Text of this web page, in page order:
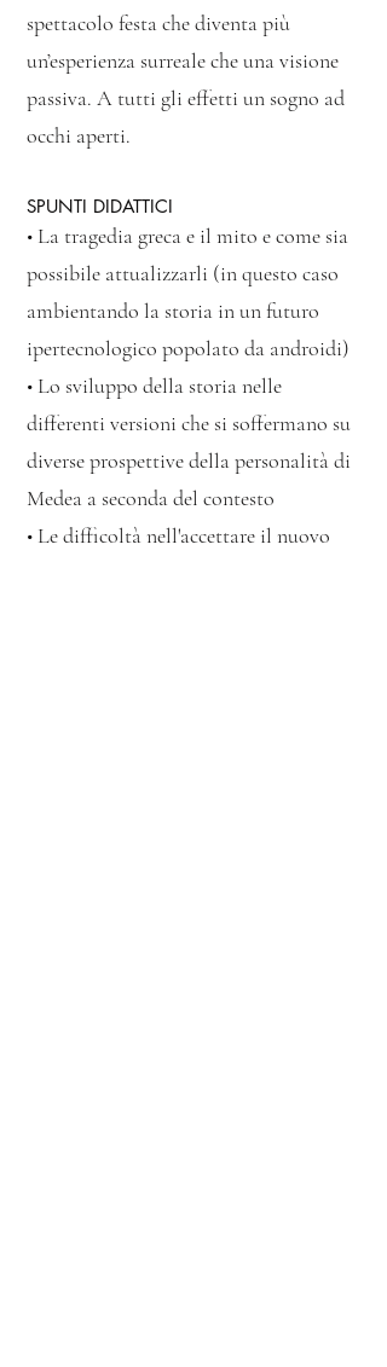
spettacolo festa che diventa più
un’esperienza surreale che una visione
passiva. A tutti gli effetti un sogno ad
occhi aperti.
SPUNTI DIDATTICI
• La tragedia greca e il mito e come sia
possibile attualizzarli (in questo caso
ambientando la storia in un futuro
ipertecnologico popolato da androidi)
• Lo sviluppo della storia nelle
differenti versioni che si soffermano su
diverse prospettive della personalità di
Medea a seconda del contesto
• Le difficoltà nell'accettare il nuovo